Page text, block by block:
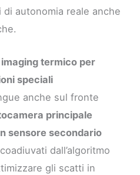
autonomia reale anche
termico per
speciali
anche sul fronte
principale
sensore secondario
dall’algoritmo
gli scatti in